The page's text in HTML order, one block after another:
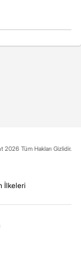
Tüm Hakları Gizlidir.
İlkeleri